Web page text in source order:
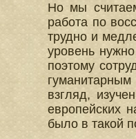
Но мы
работа по
трудно и
уровень
поэтому
взгляд,
европейских
было в такой